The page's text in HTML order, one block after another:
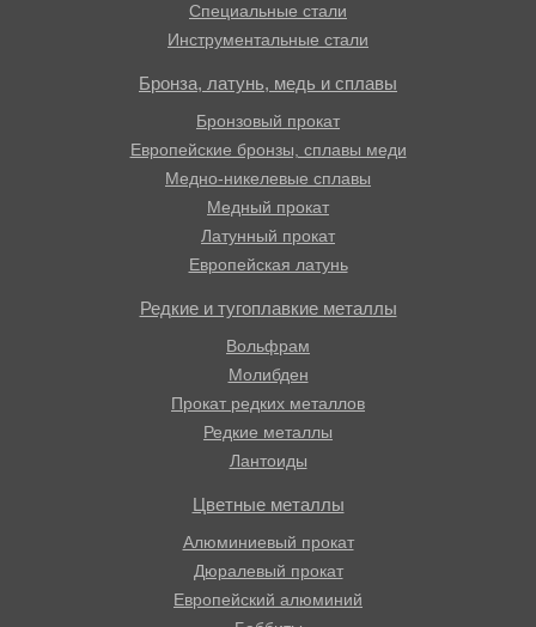
Специальные стали
Инструментальные стали
Бронза, латунь, медь и сплавы
Бронзовый прокат
Европейские бронзы, сплавы меди
Медно-никелевые сплавы
Медный прокат
Латунный прокат
Европейская латунь
Редкие и тугоплавкие металлы
Вольфрам
Молибден
Прокат редких металлов
Редкие металлы
Лантоиды
Цветные металлы
Алюминиевый прокат
Дюралевый прокат
Европейский алюминий